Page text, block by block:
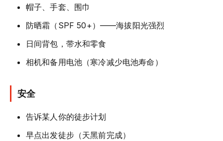
帽子、手套、围巾
防晒霜（SPF 50+）——海拔阳光强烈
日间背包，带水和零食
相机和备用电池（寒冷减少电池寿命）
安全
告诉某人你的徒步计划
早点出发徒步（天黑前完成）